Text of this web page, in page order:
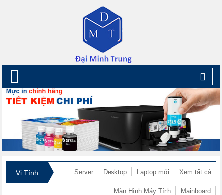
Vi Tính Xem tất cả
Laptop mới
Desktop
Server
Mainboard
Màn Hình Máy Tính